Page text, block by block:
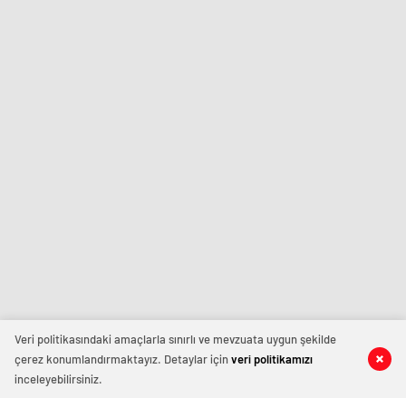
Veri politikasındaki amaçlarla sınırlı ve mevzuata uygun şekilde
çerez konumlandırmaktayız. Detaylar içinveri politikamızı
inceleyebilirsiniz.